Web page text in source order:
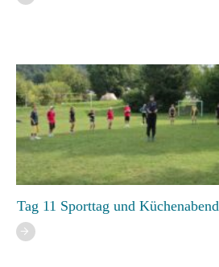
Tag 11 Sporttag und Küchenabend